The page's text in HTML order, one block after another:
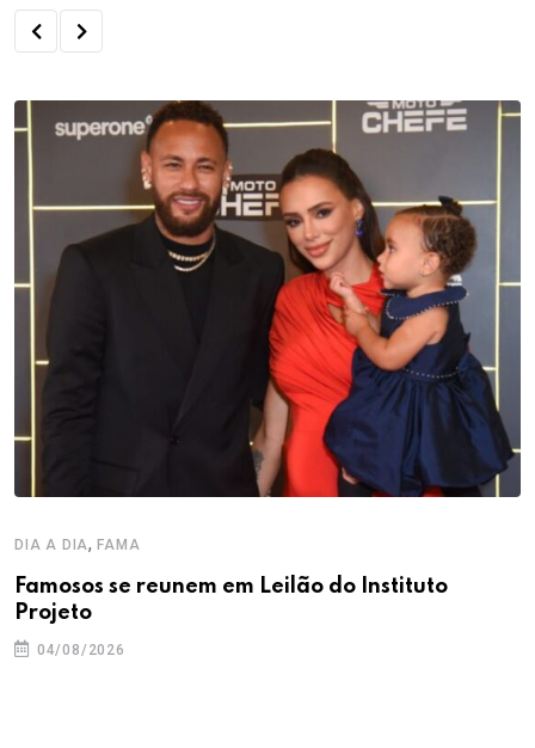
DIA A DIA,FAMA
Famosos se reunem em Leilão do Instituto
Projeto
04/08/2026